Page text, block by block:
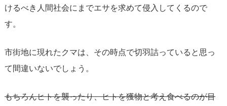
けるべき人間社会にまでエサを求めて侵入してくるので
す。
市街地に現れたクマは、その時点で切羽詰っていると思っ
て間違いないでしょう。
もちろんヒトを襲ったり、ヒトを獲物と考え食べるのが目